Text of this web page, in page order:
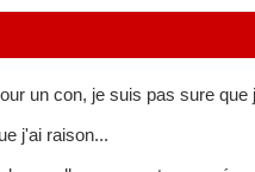
un con, je suis pas sure que
j'ai raison...